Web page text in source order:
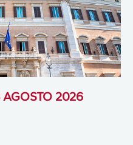
AGOSTO 2026